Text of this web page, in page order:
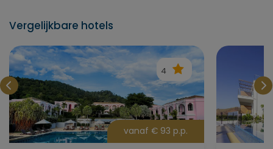
Vergelijkbare hotels
4
vanaf € 93 p.p.